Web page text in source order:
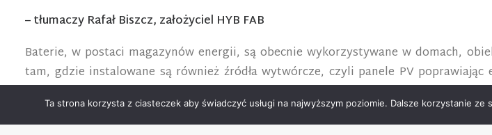
– tłumaczy Rafał Biszcz, założyciel HYB FAB
Baterie, w postaci magazynów energii, są obecnie wykorzystywane w domach,
tam, gdzie instalowane są również źródła wytwórcze, czyli panele PV
– Aby efektywnie wykorzystać połączone technologie, należy pamiętać również o
Ta strona korzysta z ciasteczek aby świadczyć usługi na najwyższym poziomie. Dalsze korzystanie